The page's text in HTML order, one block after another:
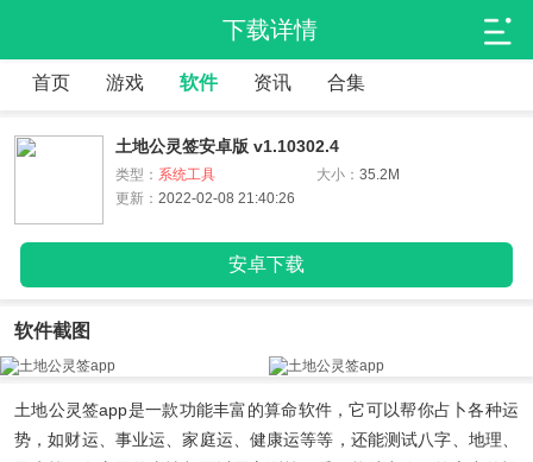
下载详情
首页 游戏 软件 资讯 合集
土地公灵签安卓版 v1.10302.4
类型： 系统工具 大小：35.2M
更新： 2022-02-08 21:40:26
安卓下载
软件截图
土地公灵签app是一款功能丰富的算命软件，它可以帮你占卜各种运
势，如财运、事业运、家庭运、健康运等等，还能测试八字、地理、